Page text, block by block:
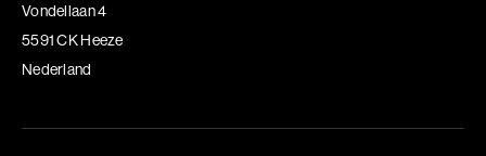
Vondellaan 4
5591 CK Heeze
Nederland